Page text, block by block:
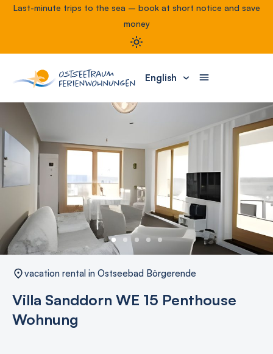
Last-minute trips to the sea – book at short notice and save
money
English
vacation rental in Ostseebad Börgerende
Villa Sanddorn WE 15 Penthouse
Wohnung